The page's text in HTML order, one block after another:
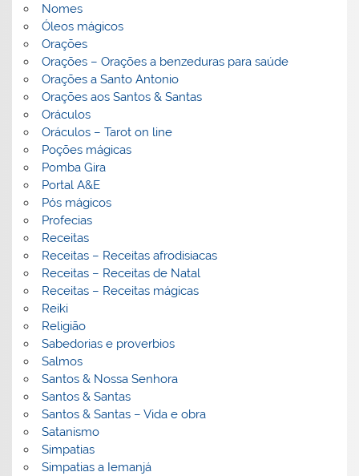
Nomes
Óleos mágicos
Orações
Orações – Orações a benzeduras para saúde
Orações a Santo Antonio
Orações aos Santos & Santas
Oráculos
Oráculos – Tarot on line
Poções mágicas
Pomba Gira
Portal A&E
Pós mágicos
Profecias
Receitas
Receitas – Receitas afrodisiacas
Receitas – Receitas de Natal
Receitas – Receitas mágicas
Reiki
Religião
Sabedorias e proverbios
Salmos
Santos & Nossa Senhora
Santos & Santas
Santos & Santas – Vida e obra
Satanismo
Simpatias
Simpatias a Iemanjá